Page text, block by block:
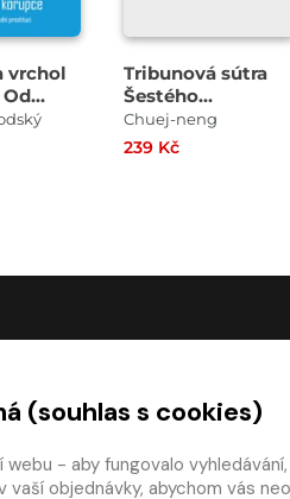
vrchol
Tribunová sútra
Šestého
patriarchy
Chuej-neng
239 Kč
Časté dotazy
Platba
Obchodní podmínky
(souhlas s cookies)
- aby fungovalo
objednávky, abychom vás